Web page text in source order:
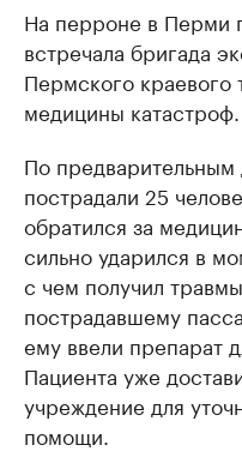
На перроне в Перми
встречала бригада
Пермского краевого
медицины катастроф.
По
пострадали 25
обратился за
сильно ударился в
с чем получил
пострадавшему
ему ввели препарат
Пациента уже
учреждение для
помощи.